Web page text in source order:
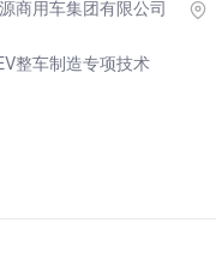
商用车集团有限公司
整车制造专项技术